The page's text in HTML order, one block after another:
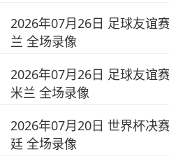
2026年07月26日 足球友谊
兰 全场录像
2026年07月26日 足球友谊
米兰 全场录像
2026年07月20日 世界杯决
廷 全场录像